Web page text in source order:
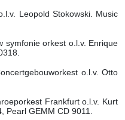
Leopold Stokowski. Music
symfonie orkest o.l.v. Enrique
o.l.v. Otto
Frankfurt o.l.v. Kurt
Pearl GEMM CD 9011.